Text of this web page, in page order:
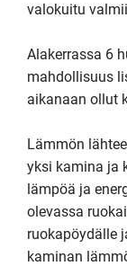
valokuitu
Alakerrassa 6
mahdollisuus
aikanaan ollut
Lämmön
yksi kamina ja
lämpöä ja
olevassa
ruokapöydälle
kaminan